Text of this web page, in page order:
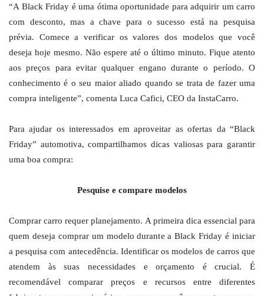
“A Black Friday é uma ótima oportunidade para adquirir um carro
com desconto, mas a chave para o sucesso está na pesquisa
prévia. Comece a verificar os valores dos modelos que você
deseja hoje mesmo. Não espere até o último minuto. Fique atento
aos preços para evitar qualquer engano durante o período. O
conhecimento é o seu maior aliado quando se trata de fazer uma
compra inteligente”, comenta Luca Cafici, CEO da InstaCarro.
Para ajudar os interessados em aproveitar as ofertas da “Black
Friday” automotiva, compartilhamos dicas valiosas para garantir
uma boa compra:
Pesquise e compare modelos
Comprar carro requer planejamento. A primeira dica essencial para
quem deseja comprar um modelo durante a Black Friday é iniciar
a pesquisa com antecedência. Identificar os modelos de carros que
atendem às suas necessidades e orçamento é crucial. É
recomendável comparar preços e recursos entre diferentes